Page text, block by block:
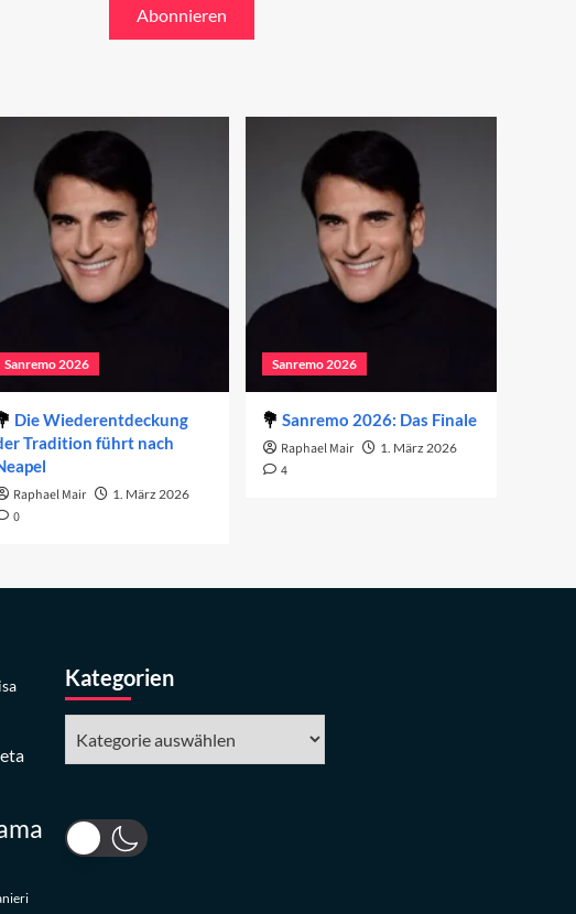
Sanremo 2026
Die Wiederentdeckung
Tradition führt nach
Raphael Mair 1. März 2026
0
Sanremo 2026
Sanremo 2026: Das Finale
Raphael Mair 1. März 2026
4
Kategorien